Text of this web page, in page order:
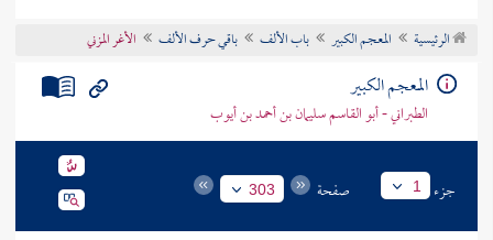
تراجم الأعلام
الرئيسية المعجم الكبير باب الألف باقي حرف الألف الأغر المزني
المعجم الكبير
الطبراني - أبو القاسم سليمان بن أحمد بن أيوب
جزء 1 صفحة 303